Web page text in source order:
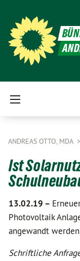
ANDREAS OTTO, MDA
Ist
13.02.19 –
Photovoltaik
angewandt
Schriftliche